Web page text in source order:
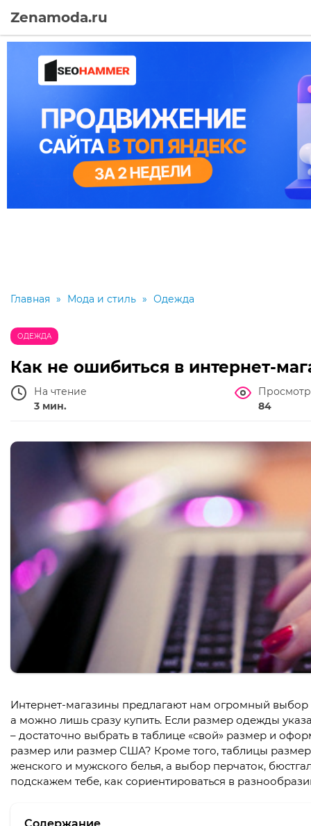
Zenamoda.ru
Главная » Мода и стиль » Одежда
ОДЕЖДА
Как не ошибиться в интернет-
На чтение
3 мин.
84
Интернет-магазины предлагают нам огромный
а можно лишь сразу купить. Если размер одежды
– достаточно выбрать в таблице «свой» размер и
размер или размер США? Кроме того, таблицы
женского и мужского белья, а выбор перчаток,
подскажем тебе, как сориентироваться в
Содержание